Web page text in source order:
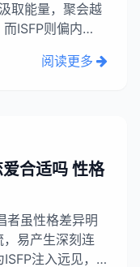
取能量，聚会越
ISFP则偏内
独的不同态度，
阅读更多
合适吗 性格
者虽性格差异明
易产生深刻连
注入远见，